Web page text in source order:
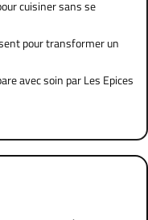
cuisiner sans se
pour transformer un
avec soin par Les Epices